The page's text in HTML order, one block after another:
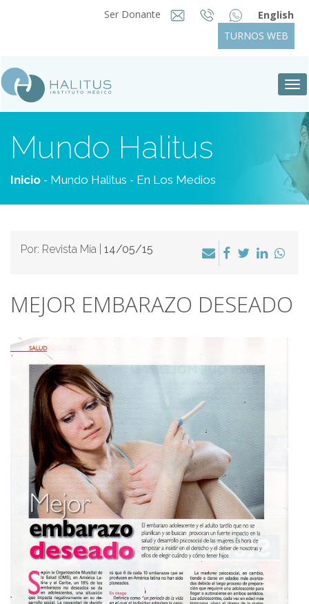
Ser Donante
English
TURNOS WEB
Mundo Halitus
Inicio - Mundo Halitus - En Los Medios
Por: Revista Mía | 14/05/15
MEJOR EMBARAZO DESEADO